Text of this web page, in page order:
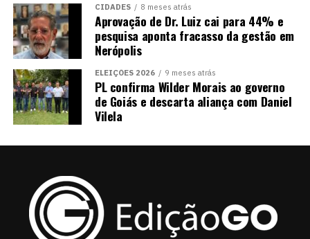
CIDADES 8 meses atrás
Aprovação de Dr. Luiz cai para 44% e
pesquisa aponta fracasso da gestão em
Nerópolis
ELEIÇÕES 2026 9 meses atrás
PL confirma Wilder Morais ao governo
de Goiás e descarta aliança com Daniel
Vilela